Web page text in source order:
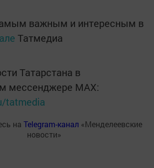
важным и интересным в
Татмедиа
Татарстана в
мессенджере MАХ:
tatmedia
на Telegram-канал «Менделеевские
новости»